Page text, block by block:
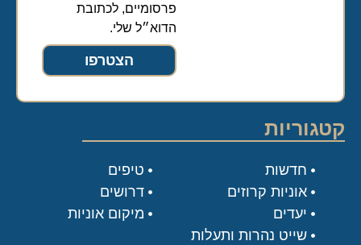
פרסומיים, לכתובת
הדוא״ל שלי.
הצטרפו
קטגוריות
טיפים
דרושים
מיקום אוניות
חדשות
אוניות קרוזים
יעדים
שייט נהרות ותעלות